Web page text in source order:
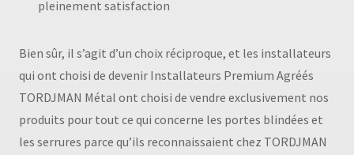
pleinement satisfaction
Bien sûr, il s’agit d’un choix réciproque, et les installateurs
qui ont choisi de devenir Installateurs Premium Agréés
TORDJMAN Métal ont choisi de vendre exclusivement nos
produits pour tout ce qui concerne les portes blindées et
les serrures parce qu’ils reconnaissaient chez TORDJMAN